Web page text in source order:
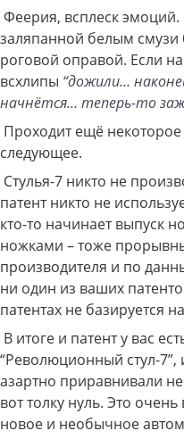
Феерия, всплеск эмоций.
заляпанной белым смузи
роговой оправой. Если
всхлипы “дожили…
начнётся… теперь-то
Проходит ещё
следующее.
Стулья-7 никто не
патент никто не
кто-то начинает выпуск
ножками – тоже
производителя и по
ни один из ваших
патентах не базируется
В итоге и патент у вас
“Революционный стул-
азартно приравнивали
вот толку нуль. Это
новое и необычное